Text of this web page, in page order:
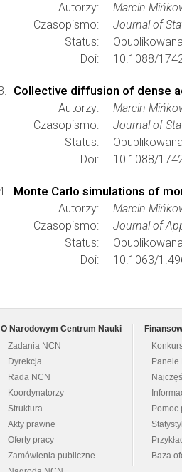
Autorzy:
Marcin
Czasopismo:
Journal of
Status:
Doi:
10.1088/
Collective diffusion of dense
Autorzy:
Marcin
Czasopismo:
Journal of
Status:
Doi:
10.1088/
Monte Carlo simulations of
Autorzy:
Marcin
Czasopismo:
Journal of
Status:
Doi:
10.1063/
O Narodowym Centrum Nauki
Zadania NCN
Dyrekcja
Rada NCN
Koordynatorzy
Struktura
Akty prawne
Oferty pracy
Zamówienia publiczne
Panele
Pomoc
Baza